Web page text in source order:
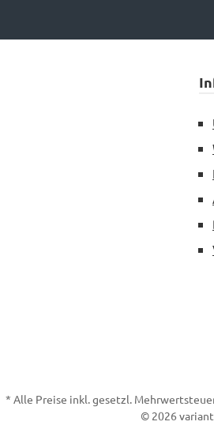
* Alle Preise inkl. gesetzl.
© 2026